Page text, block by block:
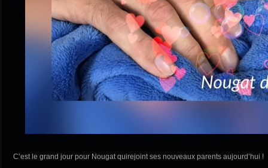
C’est le grand jour pour Nougat quirejoint ses nouveaux parents aujourd’hui !